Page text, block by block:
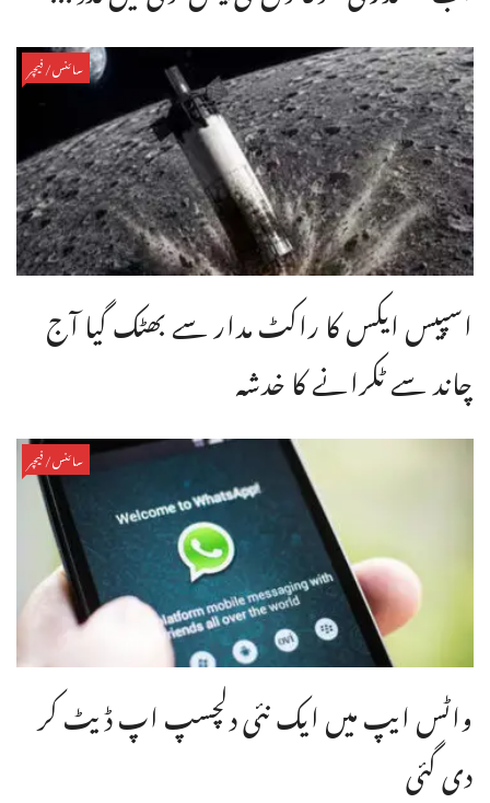
سائنس/فیچر
اسپیس ایکس کا راکٹ مدار سے بھٹک گیا آج
چاند سے ٹکرانے کا خدشہ
سائنس/فیچر
واٹس ایپ میں ایک نئی دلچسپ اپ ڈیٹ کر
دی گئی